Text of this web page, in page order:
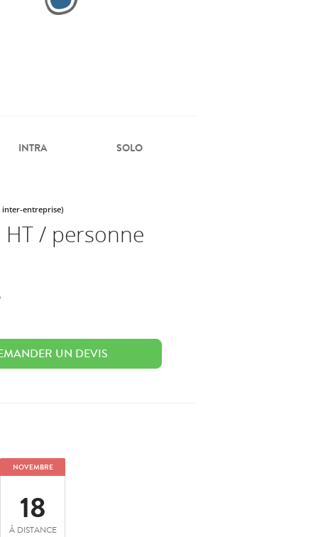
INTRA SOLO
entreprise)
HT / personne
UN DEVIS
NOVEMBRE
18
À DISTANCE